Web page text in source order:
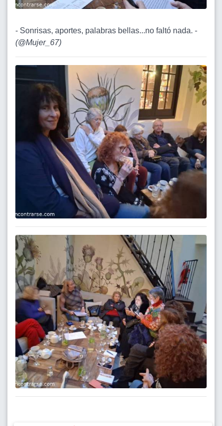
- Sonrisas, aportes, palabras bellas...no faltó nada. -
(@Mujer_67)